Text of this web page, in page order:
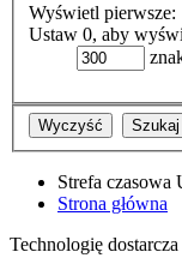
Wyświetl pierwsze:
Ustaw 0, aby
Strefa czasowa
Strona główna
Technologię dostarcza